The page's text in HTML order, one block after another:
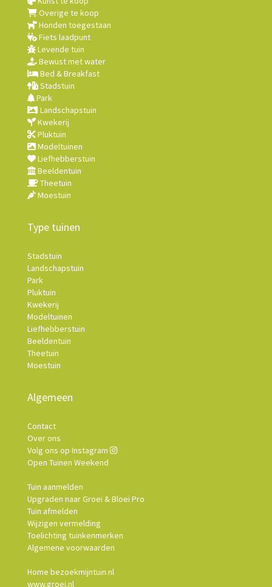
Overige te koop
Honden toegestaan
Fiets laadpunt
Levende tuin
Bewust met water
Bed & Breakfast
Stadstuin
Park
Landschapstuin
Kwekerij
Pluktuin
Modeltuinen
Liefhebberstuin
Beeldentuin
Theetuin
Moestuin
Type tuinen
Stadstuin
Landschapstuin
Park
Pluktuin
Kwekerij
Modeltuinen
Liefhebberstuin
Beeldentuin
Theetuin
Moestuin
Algemeen
Contact
Over ons
Volg ons op Instagram
Open Tuinen Weekend
Tuin aanmelden
Upgraden naar Groei & Bloei Pro
Tuin afmelden
Wijzigen vermelding
Toelichting tuinkenmerken
Algemene voorwaarden
Home bezoekmijntuin.nl
www.groei.nl